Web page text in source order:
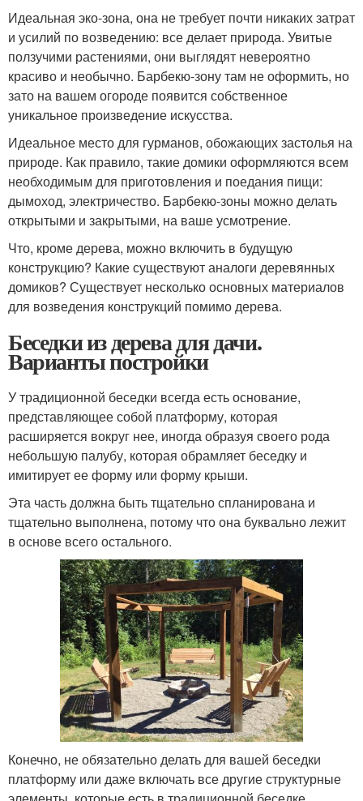
Идеальная эко-зона, она не требует почти никаких затрат
и усилий по возведению: все делает природа. Увитые
ползучими растениями, они выглядят невероятно
красиво и необычно. Барбекю-зону там не оформить, но
зато на вашем огороде появится собственное
уникальное произведение искусства.
Идеальное место для гурманов, обожающих застолья на
природе. Как правило, такие домики оформляются всем
необходимым для приготовления и поедания пищи:
дымоход, электричество. Бapбeкю-зоны можно делать
открытыми и закрытыми, на ваше усмотрение.
Что, кроме дерева, можно включить в будущую
конструкцию? Какие существуют аналоги деревянных
домиков? Существует несколько основных материалов
для возведения конструкций помимо дерева.
Беседки из дерева для дачи.
Варианты постройки
У традиционной беседки всегда есть основание,
представляющее собой платформу, которая
расширяется вокруг нее, иногда образуя своего рода
небольшую палубу, которая обрамляет беседку и
имитирует ее форму или форму крыши.
Эта часть должна быть тщательно спланирована и
тщательно выполнена, потому что она буквально лежит
в основе всего остального.
Конечно, не обязательно делать для вашей беседки
платформу или даже включать все другие структурные